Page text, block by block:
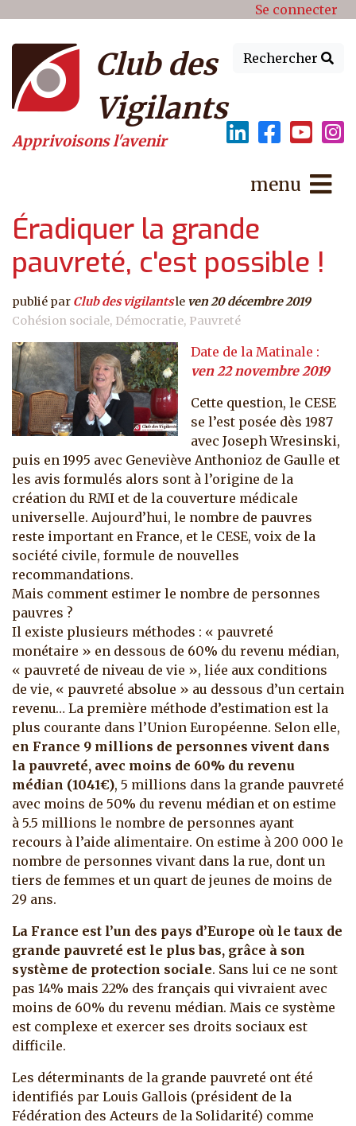
Menu du compte de Se connecter
Rechercher
Club des
Vigilants
Apprivoisons l'avenir
menu
Éradiquer la grande
pauvreté, c'est possible !
publié par Club des vigilantsle ven 20 décembre 2019
Cohésion sociale Démocratie Pauvreté
ven 22 novembre 2019
Cette question, le CESE
se l’est posée dès 1987
avec Joseph Wresinski,
puis en 1995 avec Geneviève Anthonioz de Gaulle et
les avis formulés alors sont à l’origine de la
création du RMI et de la couverture médicale
universelle. Aujourd’hui, le nombre de pauvres
reste important en France, et le CESE, voix de la
société civile, formule de nouvelles
recommandations.
Mais comment estimer le nombre de personnes
pauvres ?
Il existe plusieurs méthodes : « pauvreté
monétaire » en dessous de 60% du revenu médian,
« pauvreté de niveau de vie », liée aux conditions
de vie, « pauvreté absolue » au dessous d’un certain
revenu… La première méthode d’estimation est la
plus courante dans l’Union Européenne. Selon elle,
en France 9 millions de personnes vivent dans
la pauvreté, avec moins de 60% du revenu
médian (1041€), 5 millions dans la grande pauvreté
avec moins de 50% du revenu médian et on estime
à 5.5 millions le nombre de personnes ayant
recours à l’aide alimentaire. On estime à 200 000 le
nombre de personnes vivant dans la rue, dont un
tiers de femmes et un quart de jeunes de moins de
29 ans.
La France est l’un des pays d’Europe où le taux de
grande pauvreté est le plus bas, grâce à son
système de protection sociale. Sans lui ce ne sont
pas 14% mais 22% des français qui vivraient avec
moins de 60% du revenu médian. Mais ce système
est complexe et exercer ses droits sociaux est
difficile.
Les déterminants de la grande pauvreté ont été
identifiés par Louis Gallois (président de la
Fédération des Acteurs de la Solidarité) comme